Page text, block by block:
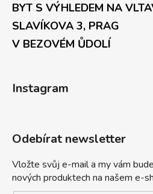
BYT S VÝHLEDEM NA
SLAVÍKOVA 3, PRAG
V BEZOVÉM ŮDOLÍ
Instagram
Odebírat newsletter
Vložte svůj e-mail a my vám
nových produktech na našem e-